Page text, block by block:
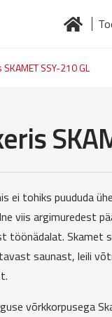
SSY-210 GL
ei tohiks puududa
viis argimuredest
Skamet
saunast, leili
võrkkorpusega